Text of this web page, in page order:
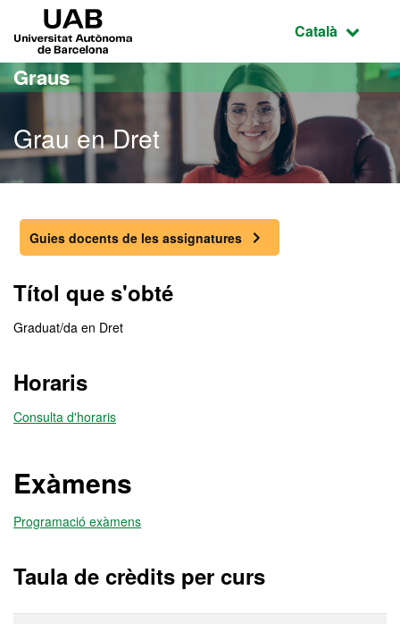
Ves al contingut principal
Ves a la navegació de la pàgina
Idioma
Català
Graus
Grau en Dret
Grau en Dret
Guies docents de les assignatures
Títol que s'obté
Graduat/da en Dret
Horaris
Consulta d'horaris
Exàmens
Programació exàmens
Taula de crèdits per curs